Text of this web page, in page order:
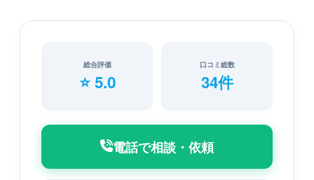
総合評価
⭐ 5.0
口コミ総数
34件
電話で相談・依頼